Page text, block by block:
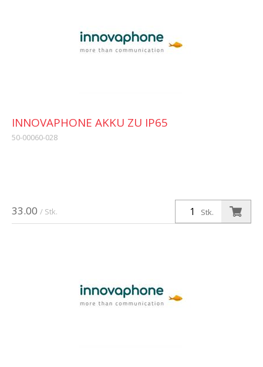
33.00 / Stk. Stk.
INNOVAPHONE AKKU ZU IP65
50-00060-028